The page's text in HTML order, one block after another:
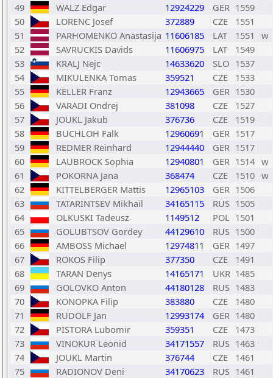
49
WALZ Edgar 12924229 GER 1559
50
LORENC Josef 372889 CZE
1551
51
PARHOMENKO Anastasija 11606185 LAT 1551
w
52
SAVRUCKIS Davids 11606975 LAT
1549
53
KRALJ Nejc 14633620 SLO 1537
54
MIKULENKA Tomas 359521 CZE
1533
55
KELLER Franz 12943665 GER 1530
56
VARADI Ondrej 381098 CZE
1527
57
JOUKL Jakub 376736 CZE
1519
58
BUCHLOH Falk 12960691 GER 1517
59
REDMER Reinhard 12944440 GER 1517
60
LAUBROCK Sophia 12940801 GER 1514 w
61
POKORNA Jana 368474 CZE 1510 w
62
KITTELBERGER Mattis 12965103 GER 1506
63
TATARINTSEV Mikhail 34165115 RUS 1505
64
OLKUSKI Tadeusz 1149512 POL 1501
65
GOLUBTSOV Gordey 44129610 RUS 1500
66
AMBOSS Michael 12974811 GER 1497
67
ROKOS Filip 377350 CZE
1491
68
TARAN Denys 14165171 UKR 1485
69
GOLOVKO Anton 44180128 RUS 1483
70
KONOPKA Filip 383880 CZE
1480
71
RUDOLF Jan 12993174 GER 1480
72
PISTORA Lubomir 359351 CZE
1473
73
VINOKUR Leonid 34171557 RUS 1463
74
JOUKL Martin 376744 CZE
1461
75
RADIONOV Deni 34170623 RUS 1461